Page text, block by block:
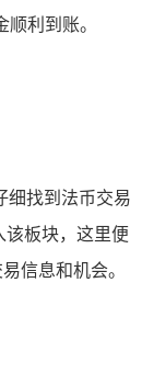
利到账。
细找到法币交易
该板块，这里便
信息和机会。